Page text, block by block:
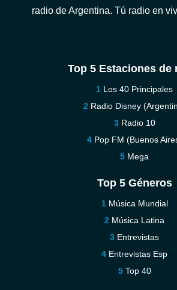
radio de Argentina. Tú radio en
Top 5 Estaciones de
Los 40 Principales
Radio Disney
Radio 10
Pop FM (Buenos
Mega
Top 5 Géneros
Música Mundial
Música Latina
Entrevistas
Entrevistas Esp
Top 40